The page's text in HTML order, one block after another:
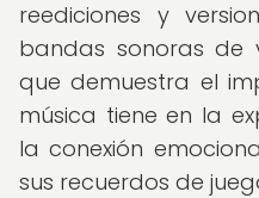
reediciones y
bandas sonoras de
que demuestra el
música tiene en la
la conexión
sus recuerdos de